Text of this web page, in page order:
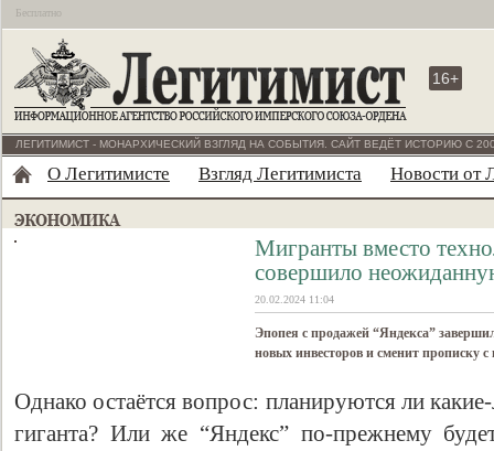
Бесплатно
16+
ЛЕГИТИМИСТ - МОНАРХИЧЕСКИЙ ВЗГЛЯД НА СОБЫТИЯ. САЙТ ВЕДЁТ ИСТОРИЮ С
О Легитимисте Взгляд Легитимиста Новости от
Мигранты вместо
совершило
20.02.2024 11:04
Эпопея с продажей “Яндекса”
новых инвесторов и сменит прописку
Однако остаётся вопрос: планируются ли
гиганта? Или же “Яндекс” по-прежнему